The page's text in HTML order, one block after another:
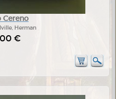
Cereno
Herman
€